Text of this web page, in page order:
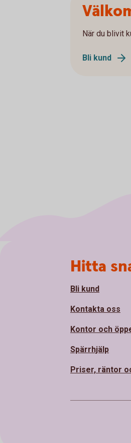
När du blivit
Bli kund
Hitta
Bli kund
Kontakta oss
Kontor och
Spärrhjälp
Priser, räntor